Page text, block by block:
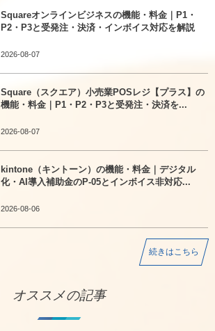
Squareオンラインビジネスの機能・料金｜P1・
P2・P3と受発注・決済・インボイス対応を解説
2026-08-07
Square（スクエア）小売業POSレジ【プラス】の
機能・料金｜P1・P2・P3と受発注・決済を...
2026-08-07
kintone（キントーン）の機能・料金｜デジタル
化・AI導入補助金のP-05とインボイス非対応...
2026-08-06
続きはこちら
オススメの記事